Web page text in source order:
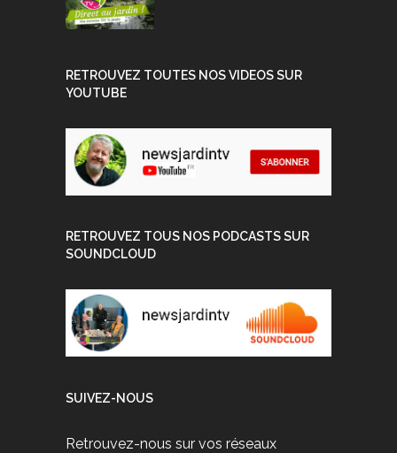
RETROUVEZ TOUTES NOS VIDEOS SUR
YOUTUBE
RETROUVEZ TOUS NOS PODCASTS SUR
SOUNDCLOUD
SUIVEZ-NOUS
Retrouvez-nous sur vos réseaux